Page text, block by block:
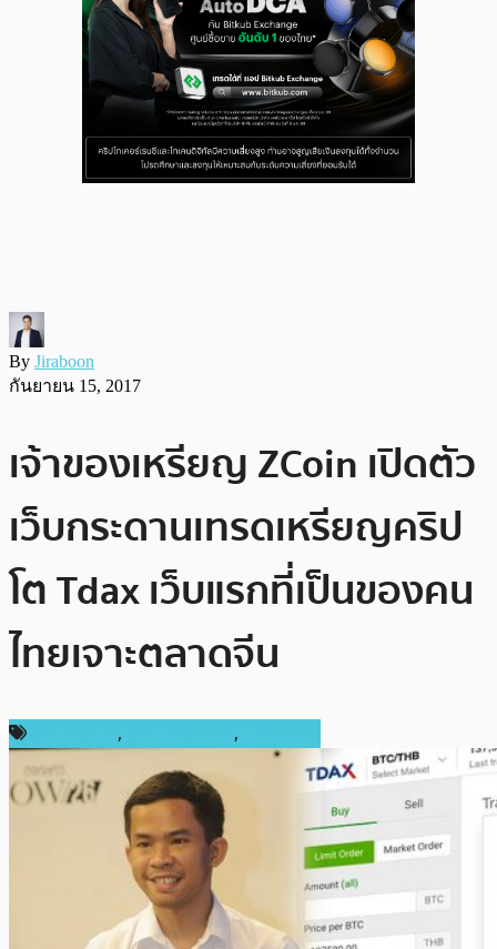
By Jiraboon
กันยายน 15, 2017
เจ้าของเหรียญ ZCoin เปิดตัว
เว็บกระดานเทรดเหรียญคริป
โต Tdax เว็บแรกที่เป็นของคน
ไทยเจาะตลาดจีน
, ,